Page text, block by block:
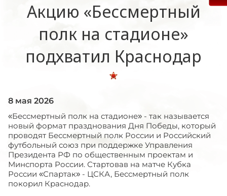
Акцию «Бессмертный
полк на стадионе»
подхватил Краснодар
8 мая 2026
«Бессмертный полк на стадионе» - так называется
новый формат празднования Дня Победы, который
проводят Бессмертный полк России и Российский
футбольный союз при поддержке Управления
Президента РФ по общественным проектам и
Минспорта России. Стартовав на матче Кубка
России «Спартак» - ЦСКА, Бессмертный полк
покорил Краснодар.